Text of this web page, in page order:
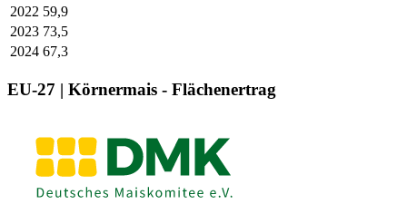
2022 59,9
2023 73,5
2024 67,3
EU-27 | Körnermais - Flächenertrag